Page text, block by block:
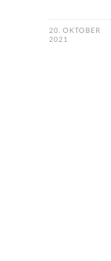
20. OKTOBER
2021